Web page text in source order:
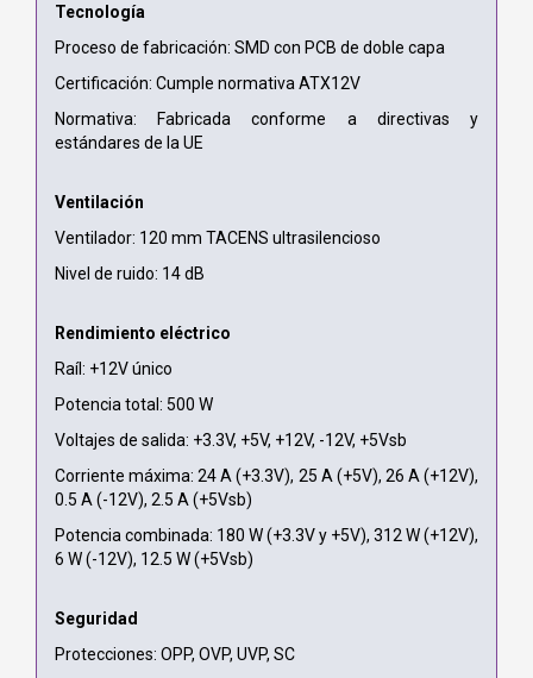
Tecnología
Proceso de fabricación: SMD con PCB de doble capa
Certificación: Cumple normativa ATX12V
Normativa: Fabricada conforme a directivas y
estándares de la UE
Ventilación
Ventilador: 120 mm TACENS ultrasilencioso
Nivel de ruido: 14 dB
Rendimiento eléctrico
Raíl: +12V único
Potencia total: 500 W
Voltajes de salida: +3.3V, +5V, +12V, -12V, +5Vsb
Corriente máxima: 24 A (+3.3V), 25 A (+5V), 26 A (+12V),
0.5 A (-12V), 2.5 A (+5Vsb)
Potencia combinada: 180 W (+3.3V y +5V), 312 W (+12V),
6 W (-12V), 12.5 W (+5Vsb)
Seguridad
Protecciones: OPP, OVP, UVP, SC